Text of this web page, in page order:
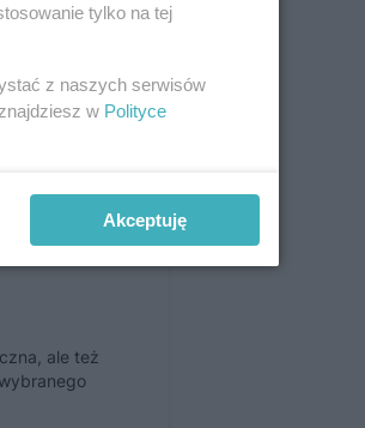
dokonać tego w
ale też
tylko na tej
z naszych serwisów
w Polityce
Akceptuję